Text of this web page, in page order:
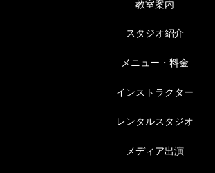
教室案内
スタジオ紹介
メニュー・料金
インストラクター
レンタルスタジオ
メディア出演